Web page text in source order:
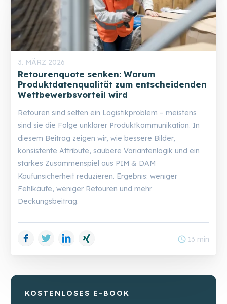
3. MÄRZ 2026
Retourenquote senken: Warum
Produktdatenqualität zum entscheidenden
Wettbewerbsvorteil wird
Retouren sind selten ein Logistikproblem – meistens
sind sie die Folge unklarer Produktkommunikation. In
diesem Beitrag zeigen wir, wie bessere Bilder,
konsistente Attribute, saubere Variantenlogik und ein
starkes Zusammenspiel aus PIM & DAM
Kaufunsicherheit reduzieren. Ergebnis: weniger
Fehlkäufe, weniger Retouren und mehr
Deckungsbeitrag.
Facebook
Twitter LinkedIn schedule 13 min
KOSTENLOSES E-BOOK